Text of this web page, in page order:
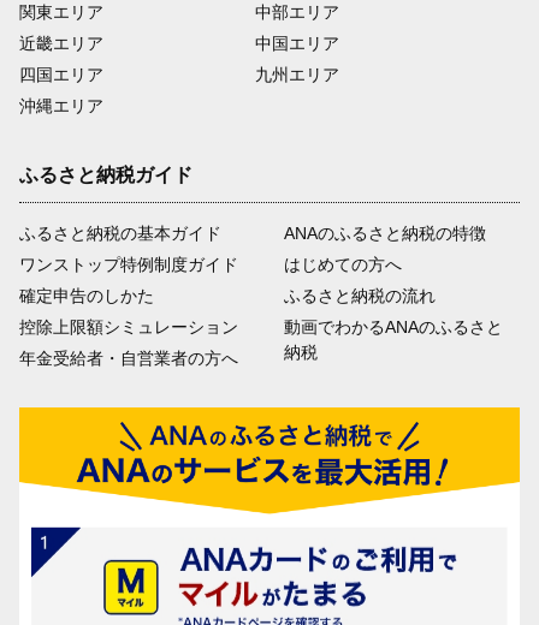
関東エリア
近畿エリア
四国エリア
沖縄エリア
中部エリア
中国エリア
九州エリア
ふるさと納税ガイド
ふるさと納税の基本ガイド
ワンストップ特例制度ガイド
確定申告のしかた
控除上限額シミュレーション
年金受給者・自営業者の方へ
ANAのふるさと納税の特徴
はじめての方へ
ふるさと納税の流れ
動画でわかるANAのふるさと
納税